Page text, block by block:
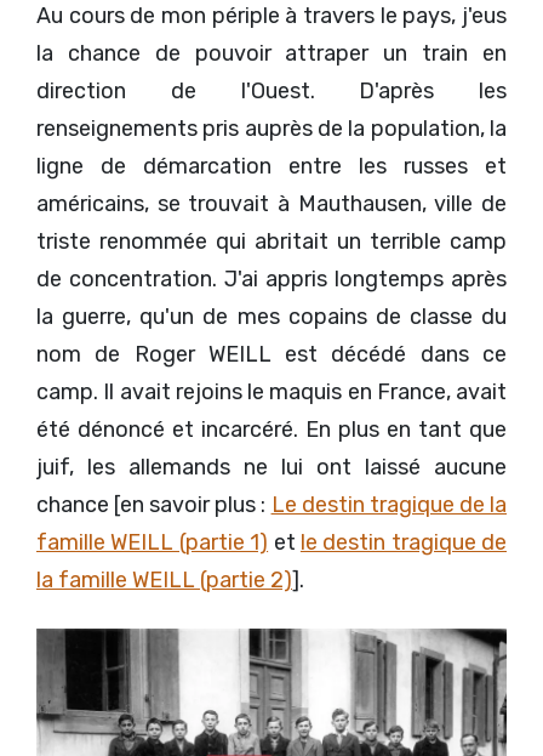
Au cours de mon périple à travers le pays, j'eus
la chance de pouvoir attraper un train en
direction de l'Ouest. D'après les
renseignements pris auprès de la population, la
ligne de démarcation entre les russes et
américains, se trouvait à Mauthausen, ville de
triste renommée qui abritait un terrible camp
de concentration. J'ai appris longtemps après
la guerre, qu'un de mes copains de classe du
nom de Roger WEILL est décédé dans ce
camp. Il avait rejoins le maquis en France, avait
été dénoncé et incarcéré. En plus en tant que
juif, les allemands ne lui ont laissé aucune
chance [en savoir plus : Le destin tragique de la
famille WEILL (partie 1) et le destin tragique de
la famille WEILL (partie 2)].